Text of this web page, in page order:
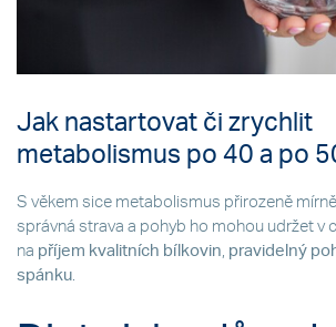
Jak nastartovat či zrychlit
metabolismus po 40 a po
S věkem sice metabolismus přirozeně mírně
správná strava a pohyb ho mohou udržet v
na příjem kvalitních bílkovin, pravidelný
spánku.